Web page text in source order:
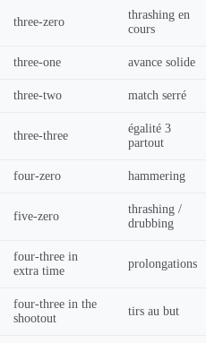
three-zero
thrashing en
cours
three-one avance solide
three-two match serré
three-three
égalité 3
partout
four-zero hammering
five-zero
thrashing /
drubbing
four-three in
extra time
prolongations
four-three in the
shootout
tirs au but